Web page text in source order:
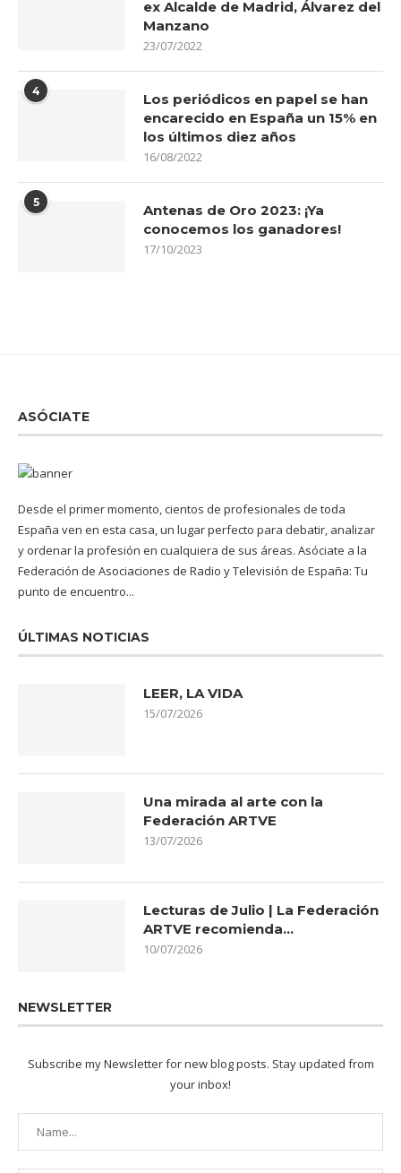
ex Alcalde de Madrid, Álvarez del
Manzano
23/07/2022
4
Los periódicos en papel se han
encarecido en España un 15% en
los últimos diez años
16/08/2022
5
Antenas de Oro 2023: ¡Ya
conocemos los ganadores!
17/10/2023
ASÓCIATE
Desde el primer momento, cientos de profesionales de toda
España ven en esta casa, un lugar perfecto para debatir, analizar
y ordenar la profesión en cualquiera de sus áreas. Asóciate a la
Federación de Asociaciones de Radio y Televisión de España: Tu
punto de encuentro...
ÚLTIMAS NOTICIAS
LEER, LA VIDA
15/07/2026
Una mirada al arte con la
Federación ARTVE
13/07/2026
Lecturas de Julio | La Federación
ARTVE recomienda…
10/07/2026
NEWSLETTER
Subscribe my Newsletter for new blog posts. Stay updated from
your inbox!